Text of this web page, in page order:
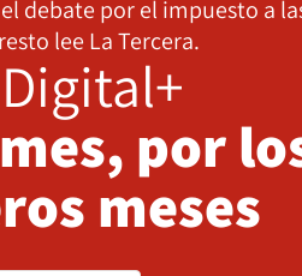
debate por el impuesto a
lee La Tercera.
por
meses